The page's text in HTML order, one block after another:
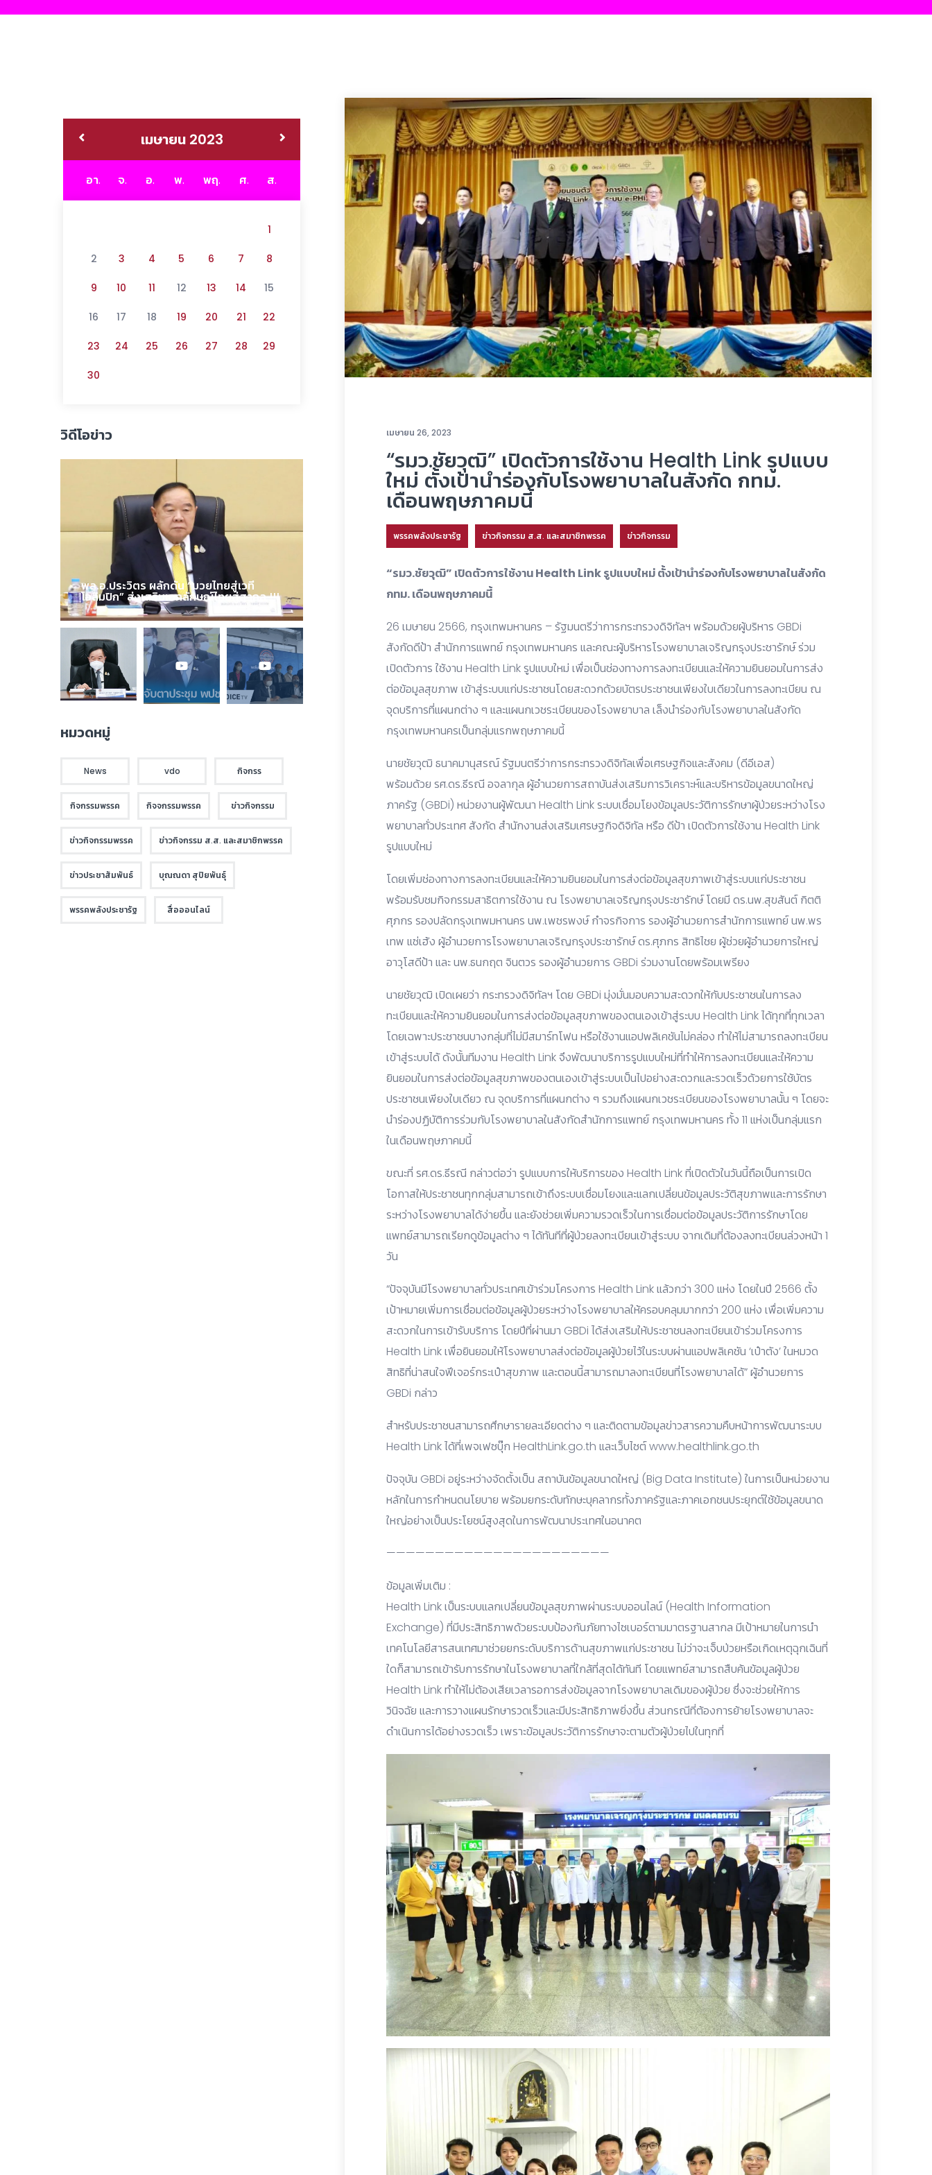
เมษายน 26, 2023
“รมว.ชัยวุฒิ” เปิดตัวการใช้งาน Health Link รูปแบบ
ใหม่ ตั้งเป้านำร่องกับโรงพยาบาลในสังกัด กทม.
เดือนพฤษภาคมนี้
พรรคพลังประชารัฐ ข่าวกิจกรรม ส.ส. และสมาชิกพรรค ข่าวกิจกรรม
“รมว.ชัยวุฒิ” เปิดตัวการใช้งาน Health Link รูปแบบใหม่ ตั้งเป้านำร่องกับโรงพยาบาลในสังกัด
กทม. เดือนพฤษภาคมนี้
26 เมษายน 2566, กรุงเทพมหานคร – รัฐมนตรีว่าการกระทรวงดิจิทัลฯ พร้อมด้วยผู้บริหาร GBDi
สังกัดดีป้า สำนักการแพทย์ กรุงเทพมหานคร และคณะผู้บริหารโรงพยาบาลเจริญกรุงประชารักษ์ ร่วม
เปิดตัวการ ใช้งาน Health Link รูปแบบใหม่ เพื่อเป็นช่องทางการลงทะเบียนและให้ความยินยอมในการส่ง
ต่อข้อมูลสุขภาพ เข้าสู่ระบบแก่ประชาชนโดยสะดวกด้วยบัตรประชาชนเพียงใบเดียวในการลงทะเบียน ณ
จุดบริการที่แผนกต่าง ๆ และแผนกเวชระเบียนของโรงพยาบาล เล็งนำร่องกับโรงพยาบาลในสังกัด
กรุงเทพมหานครเป็นกลุ่มแรกพฤษภาคมนี้
นายชัยวุฒิ ธนาคมานุสรณ์ รัฐมนตรีว่าการกระทรวงดิจิทัลเพื่อเศรษฐกิจและสังคม (ดีอีเอส)
พร้อมด้วย รศ.ดร.ธีรณี อจลากุล ผู้อำนวยการสถาบันส่งเสริมการวิเคราะห์และบริหารข้อมูลขนาดใหญ่
ภาครัฐ (GBDi) หน่วยงานผู้พัฒนา Health Link ระบบเชื่อมโยงข้อมูลประวัติการรักษาผู้ป่วยระหว่างโรง
พยาบาลทั่วประเทศ สังกัด สำนักงานส่งเสริมเศรษฐกิจดิจิทัล หรือ ดีป้า เปิดตัวการใช้งาน Health Link
รูปแบบใหม่
โดยเพิ่มช่องทางการลงทะเบียนและให้ความยินยอมในการส่งต่อข้อมูลสุขภาพเข้าสู่ระบบแก่ประชาชน
พร้อมรับชมกิจกรรมสาธิตการใช้งาน ณ โรงพยาบาลเจริญกรุงประชารักษ์ โดยมี ดร.นพ.สุขสันต์ กิตติ
ศุภกร รองปลัดกรุงเทพมหานคร นพ.เพชรพงษ์ กำจรกิจการ รองผู้อำนวยการสำนักการแพทย์ นพ.พร
เทพ แซ่เฮ้ง ผู้อำนวยการโรงพยาบาลเจริญกรุงประชารักษ์ ดร.ศุภกร สิทธิไชย ผู้ช่วยผู้อำนวยการใหญ่
อาวุโสดีป้า และ นพ.ธนกฤต จินตวร รองผู้อำนวยการ GBDi ร่วมงานโดยพร้อมเพรียง
นายชัยวุฒิ เปิดเผยว่า กระทรวงดิจิทัลฯ โดย GBDi มุ่งมั่นมอบความสะดวกให้กับประชาชนในการลง
ทะเบียนและให้ความยินยอมในการส่งต่อข้อมูลสุขภาพของตนเองเข้าสู่ระบบ Health Link ได้ทุกที่ทุกเวลา
โดยเฉพาะประชาชนบางกลุ่มที่ไม่มีสมาร์ทโฟน หรือใช้งานแอปพลิเคชันไม่คล่อง ทำให้ไม่สามารถลงทะเบียน
เข้าสู่ระบบได้ ดังนั้นทีมงาน Health Link จึงพัฒนาบริการรูปแบบใหม่ที่ทำให้การลงทะเบียนและให้ความ
ยินยอมในการส่งต่อข้อมูลสุขภาพของตนเองเข้าสู่ระบบเป็นไปอย่างสะดวกและรวดเร็วด้วยการใช้บัตร
ประชาชนเพียงใบเดียว ณ จุดบริการที่แผนกต่าง ๆ รวมถึงแผนกเวชระเบียนของโรงพยาบาลนั้น ๆ โดยจะ
นำร่องปฏิบัติการร่วมกับโรงพยาบาลในสังกัดสำนักการแพทย์ กรุงเทพมหานคร ทั้ง 11 แห่งเป็นกลุ่มแรก
ในเดือนพฤษภาคมนี้
ขณะที่ รศ.ดร.ธีรณี กล่าวต่อว่า รูปแบบการให้บริการของ Health Link ที่เปิดตัวในวันนี้ถือเป็นการเปิด
โอกาสให้ประชาชนทุกกลุ่มสามารถเข้าถึงระบบเชื่อมโยงและแลกเปลี่ยนข้อมูลประวัติสุขภาพและการรักษา
ระหว่างโรงพยาบาลได้ง่ายขึ้น และยังช่วยเพิ่มความรวดเร็วในการเชื่อมต่อข้อมูลประวัติการรักษาโดย
แพทย์สามารถเรียกดูข้อมูลต่าง ๆ ได้ทันทีที่ผู้ป่วยลงทะเบียนเข้าสู่ระบบ จากเดิมที่ต้องลงทะเบียนล่วงหน้า 1
วัน
“ปัจจุบันมีโรงพยาบาลทั่วประเทศเข้าร่วมโครงการ Health Link แล้วกว่า 300 แห่ง โดยในปี 2566 ตั้ง
เป้าหมายเพิ่มการเชื่อมต่อข้อมูลผู้ป่วยระหว่างโรงพยาบาลให้ครอบคลุมมากกว่า 200 แห่ง เพื่อเพิ่มความ
สะดวกในการเข้ารับบริการ โดยปีที่ผ่านมา GBDi ได้ส่งเสริมให้ประชาชนลงทะเบียนเข้าร่วมโครงการ
Health Link เพื่อยินยอมให้โรงพยาบาลส่งต่อข้อมูลผู้ป่วยไว้ในระบบผ่านแอปพลิเคชัน ‘เป๋าตัง’ ในหมวด
สิทธิที่น่าสนใจฟีเจอร์กระเป๋าสุขภาพ และตอนนี้สามารถมาลงทะเบียนที่โรงพยาบาลได้” ผู้อำนวยการ
GBDi กล่าว
สำหรับประชาชนสามารถศึกษารายละเอียดต่าง ๆ และติดตามข้อมูลข่าวสารความคืบหน้าการพัฒนาระบบ
Health Link ได้ที่เพจเฟซบุ๊ก HealthLink.go.th และเว็บไซต์ www.healthlink.go.th
ปัจจุบัน GBDi อยู่ระหว่างจัดตั้งเป็น สถาบันข้อมูลขนาดใหญ่ (Big Data Institute) ในการเป็นหน่วยงาน
หลักในการกำหนดนโยบาย พร้อมยกระดับทักษะบุคลากรทั้งภาครัฐและภาคเอกชนประยุกต์ใช้ข้อมูลขนาด
ใหญ่อย่างเป็นประโยชน์สูงสุดในการพัฒนาประเทศในอนาคต
———————————————————————
ข้อมูลเพิ่มเติม :
Health Link เป็นระบบแลกเปลี่ยนข้อมูลสุขภาพผ่านระบบออนไลน์ (Health Information
Exchange) ที่มีประสิทธิภาพด้วยระบบป้องกันภัยทางไซเบอร์ตามมาตรฐานสากล มีเป้าหมายในการนำ
เทคโนโลยีสารสนเทศมาช่วยยกระดับบริการด้านสุขภาพแก่ประชาชน ไม่ว่าจะเจ็บป่วยหรือเกิดเหตุฉุกเฉินที่
ใดก็สามารถเข้ารับการรักษาในโรงพยาบาลที่ใกล้ที่สุดได้ทันที โดยแพทย์สามารถสืบค้นข้อมูลผู้ป่วย
Health Link ทำให้ไม่ต้องเสียเวลารอการส่งข้อมูลจากโรงพยาบาลเดิมของผู้ป่วย ซึ่งจะช่วยให้การ
วินิจฉัย และการวางแผนรักษารวดเร็วและมีประสิทธิภาพยิ่งขึ้น ส่วนกรณีที่ต้องการย้ายโรงพยาบาลจะ
ดำเนินการได้อย่างรวดเร็ว เพราะข้อมูลประวัติการรักษาจะตามตัวผู้ป่วยไปในทุกที่
เมษายน 2023
อา. จ. อ. พ. พฤ. ศ. ส.
1
2 3 4 5 6 7 8
9 10 11 12 13 14 15
16 17 18 19 20 21 22
23 24 25 26 27 28 29
30
วิดีโอข่าว
พล.อ.ประวิตร ผลักดัน “มวยไทยสู่เวที
โอลิมปิก” ส่งเสริมเอกลักษณ์ไทยสู่สากล !!!
หมวดหมู่
News vdo กิจกรร
กิจกรรมพรรค กิจจกรรมพรรค ข่าวกิจกรรม
ข่าวกิจกรรมพรรค ข่าวกิจกรรม ส.ส. และสมาชิกพรรค
ข่าวประชาสัมพันธ์ บุณณดา สุปิยพันธุ์
พรรคพลังประชารัฐ สื่อออนไลน์